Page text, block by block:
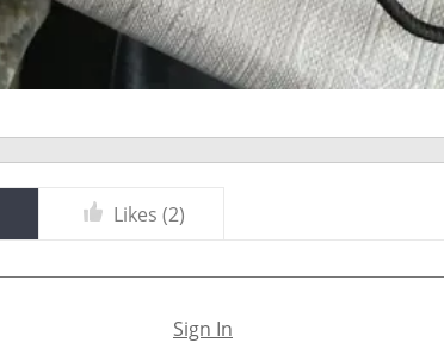
Likes (2)
Sign In